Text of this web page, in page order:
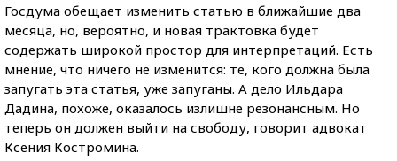
Госдума обещает изменить статью в ближайшие два
месяца, но, вероятно, и новая трактовка будет
содержать широкой простор для интерпретаций. Есть
мнение, что ничего не изменится: те, кого должна была
запугать эта статья, уже запуганы. А дело Ильдара
Дадина, похоже, оказалось излишне резонансным. Но
теперь он должен выйти на свободу, говорит адвокат
Ксения Костромина.